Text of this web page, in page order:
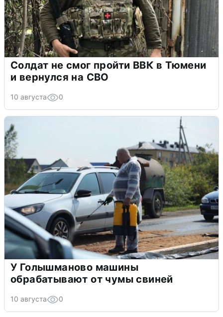
Солдат не смог пройти ВВК в Тюмени
и вернулся на СВО
10 августа 0
У Голышманово машины
обрабатывают от чумы свиней
10 августа 0